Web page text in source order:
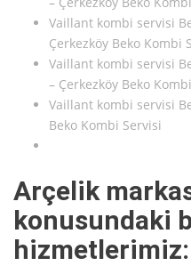
Vaillant kombi servisi
Çerkezköy Beko Kombi
Vaillant kombi servisi
– Çerkezköy Beko
Vaillant kombi servisi
Beko Kombi Servisi
Arçelik
konusundaki
hizmetlerimiz: